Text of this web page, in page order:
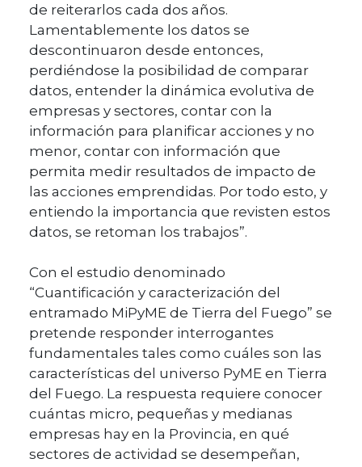
de reiterarlos cada dos años.
Lamentablemente los datos se
descontinuaron desde entonces,
perdiéndose la posibilidad de comparar
datos, entender la dinámica evolutiva de
empresas y sectores, contar con la
información para planificar acciones y no
menor, contar con información que
permita medir resultados de impacto de
las acciones emprendidas. Por todo esto, y
entiendo la importancia que revisten estos
datos, se retoman los trabajos”.
Con el estudio denominado
“Cuantificación y caracterización del
entramado MiPyME de Tierra del Fuego” se
pretende responder interrogantes
fundamentales tales como cuáles son las
características del universo PyME en Tierra
del Fuego. La respuesta requiere conocer
cuántas micro, pequeñas y medianas
empresas hay en la Provincia, en qué
sectores de actividad se desempeñan,